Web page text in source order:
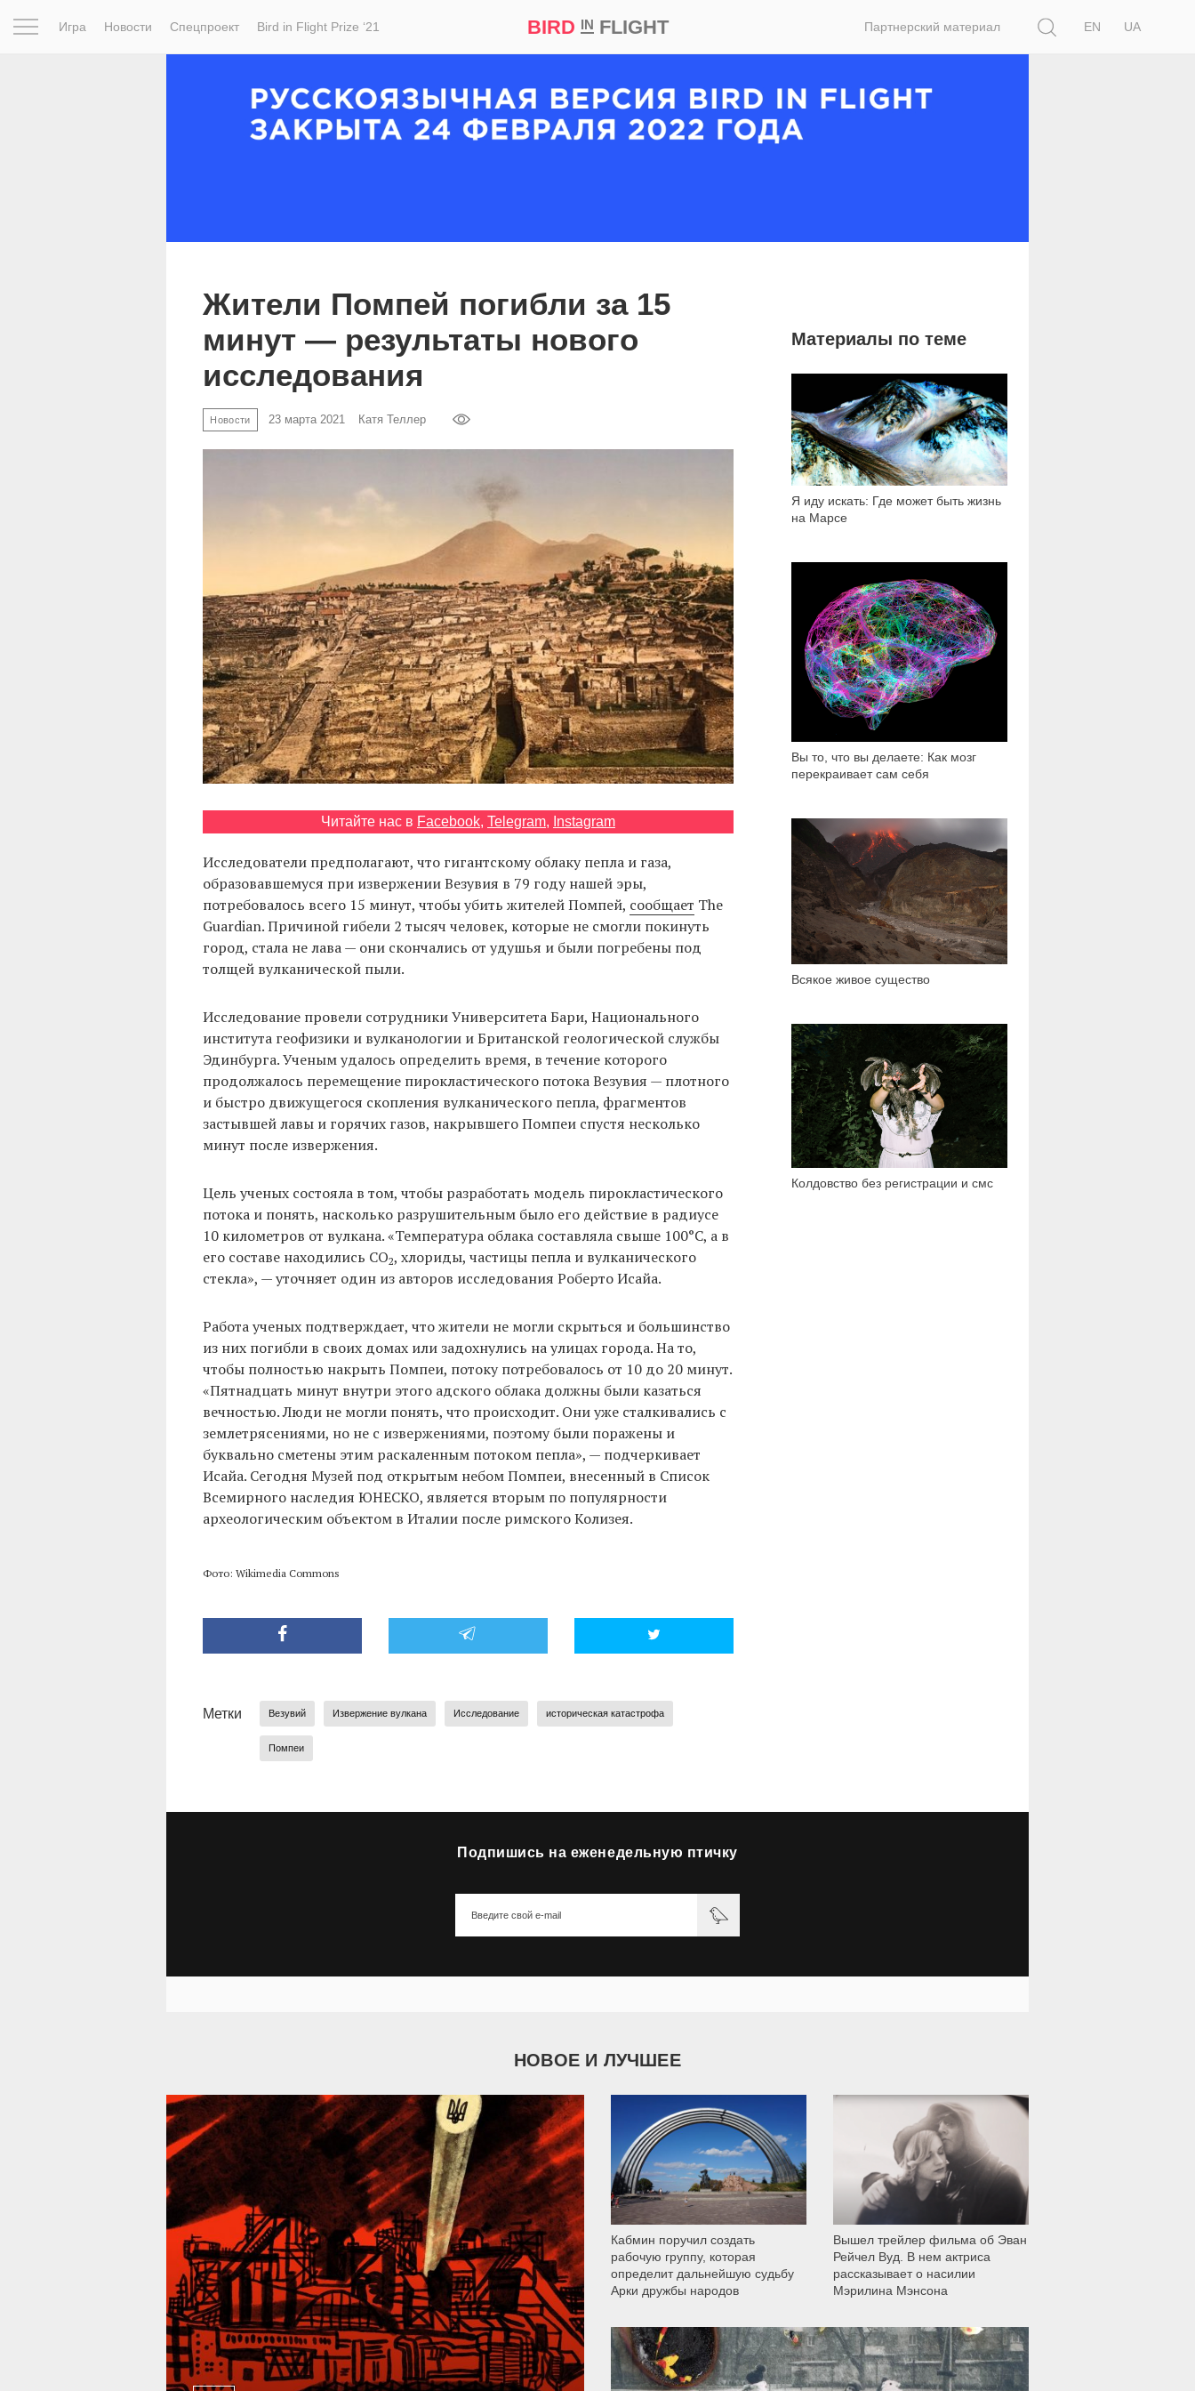
Игра Новости Спецпроект Bird in Flight Prize ‘21 BIRD INFLIGHT Партнерский материал
EN
UA
Жители Помпей погибли за 15
минут — результаты нового
исследования
Новости 23 марта 2021 Катя Теллер
Читайте нас в Facebook, Telegram, Instagram
Исследователи предполагают, что гигантскому облаку пепла и газа,
образовавшемуся при извержении Везувия в 79 году нашей эры,
потребовалось всего 15 минут, чтобы убить жителей Помпей, сообщает The
Guardian. Причиной гибели 2 тысяч человек, которые не смогли покинуть
город, стала не лава — они скончались от удушья и были погребены под
толщей вулканической пыли.
Исследование провели сотрудники Университета Бари, Национального
института геофизики и вулканологии и Британской геологической службы
Эдинбурга. Ученым удалось определить время, в течение которого
продолжалось перемещение пирокластического потока Везувия — плотного
и быстро движущегося скопления вулканического пепла, фрагментов
застывшей лавы и горячих газов, накрывшего Помпеи спустя несколько
минут после извержения.
Цель ученых состояла в том, чтобы разработать модель пирокластического
потока и понять, насколько разрушительным было его действие в радиусе
10 километров от вулкана. «Температура облака составляла свыше 100°C, а в
его составе находились CO2, хлориды, частицы пепла и вулканического
стекла», — уточняет один из авторов исследования Роберто Исайа.
Работа ученых подтверждает, что жители не могли скрыться и большинство
из них погибли в своих домах или задохнулись на улицах города. На то,
чтобы полностью накрыть Помпеи, потоку потребовалось от 10 до 20 минут.
«Пятнадцать минут внутри этого адского облака должны были казаться
вечностью. Люди не могли понять, что происходит. Они уже сталкивались с
землетрясениями, но не с извержениями, поэтому были поражены и
буквально сметены этим раскаленным потоком пепла», — подчеркивает
Исайа. Сегодня Музей под открытым небом Помпеи, внесенный в Список
Всемирного наследия ЮНЕСКО, является вторым по популярности
археологическим объектом в Италии после римского Колизея.
Фото: Wikimedia Commons
Метки Везувий Извержение вулкана Исследование историческая катастрофа
Помпеи
Материалы по теме
Я иду искать: Где может быть жизнь
на Марсе
2 387
Вы то, что вы делаете: Как мозг
перекраивает сам себя
24 497
Всякое живое существо
18 424
Колдовство без регистрации и смс
7 406
Подпишись на еженедельную птичку
НОВОЕ И ЛУЧШЕЕ
39 301
Кабмин поручил создать
рабочую группу, которая
определит дальнейшую судьбу
Арки дружбы народов
9 792
Вышел трейлер фильма об Эван
Рейчел Вуд. В нем актриса
рассказывает о насилии
Мэрилина Мэнсона
12 308